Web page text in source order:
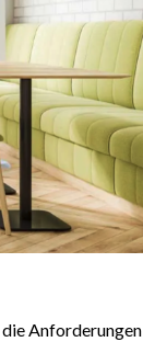
Anforderungen